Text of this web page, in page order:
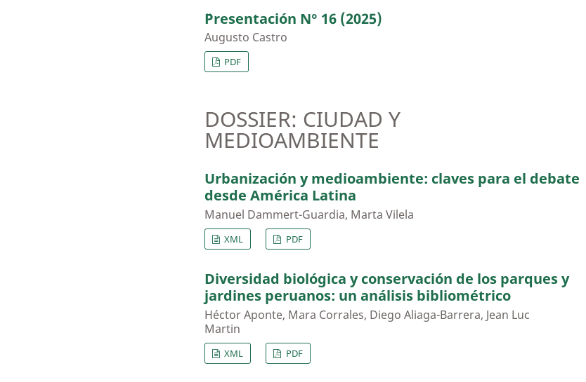
¨Presentación N° 16 (2025)
Augusto Castro
PDF
DOSSIER: CIUDAD Y
MEDIOAMBIENTE
Urbanización y medioambiente: claves para el debate
desde América Latina
Manuel Dammert-Guardia, Marta Vilela
XML PDF
Diversidad biológica y conservación de los parques y
jardines peruanos: un análisis bibliométrico
Héctor Aponte, Mara Corrales, Diego Aliaga-Barrera, Jean Luc
Martin
XML PDF